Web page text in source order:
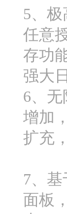
5、
任意
存功
强大
6、
增加
扩充
7、
面板